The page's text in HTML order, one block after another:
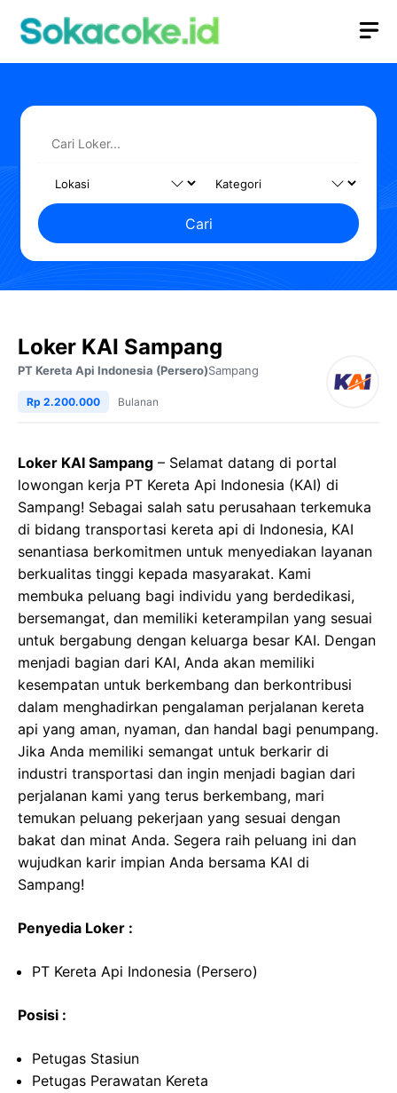
Cari
Loker KAI Sampang
PT Kereta Api Indonesia (Persero)Sampang
Rp 2.200.000 Bulanan
Loker KAI Sampang – Selamat datang di portal
lowongan kerja PT Kereta Api Indonesia (KAI) di
Sampang! Sebagai salah satu perusahaan terkemuka
di bidang transportasi kereta api di Indonesia, KAI
senantiasa berkomitmen untuk menyediakan layanan
berkualitas tinggi kepada masyarakat. Kami
membuka peluang bagi individu yang berdedikasi,
bersemangat, dan memiliki keterampilan yang sesuai
untuk bergabung dengan keluarga besar KAI. Dengan
menjadi bagian dari KAI, Anda akan memiliki
kesempatan untuk berkembang dan berkontribusi
dalam menghadirkan pengalaman perjalanan kereta
api yang aman, nyaman, dan handal bagi penumpang.
Jika Anda memiliki semangat untuk berkarir di
industri transportasi dan ingin menjadi bagian dari
perjalanan kami yang terus berkembang, mari
temukan peluang pekerjaan yang sesuai dengan
bakat dan minat Anda. Segera raih peluang ini dan
wujudkan karir impian Anda bersama KAI di
Sampang!
Penyedia Loker :
PT Kereta Api Indonesia (Persero)
Posisi :
Petugas Stasiun
Petugas Perawatan Kereta